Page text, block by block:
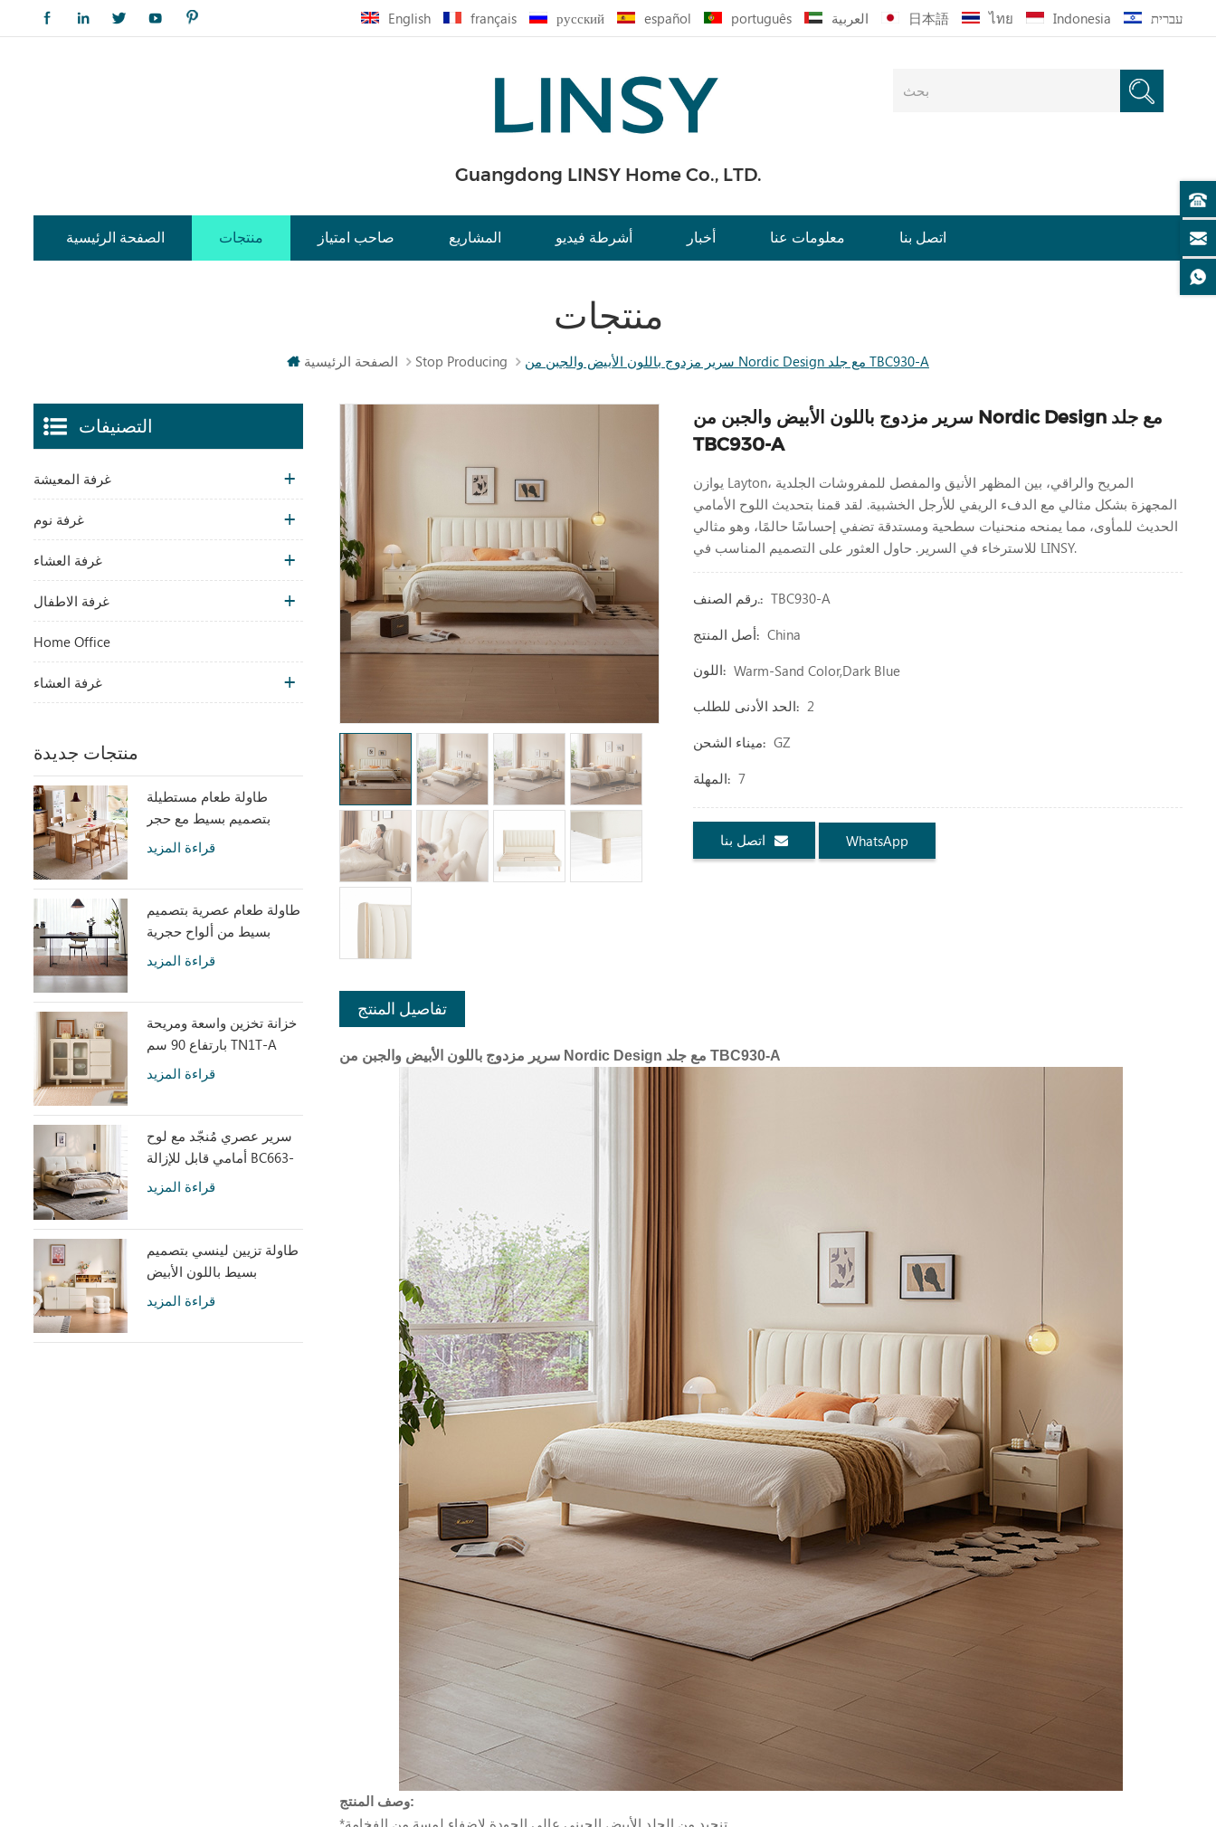
English français русский español português العربية 日本語 ไทย Indonesia עברית
Guangdong LINSY Home Co., LTD.
الصفحة الرئيسية منتجات صاحب امتياز المشاريع أشرطة فيديو أخبار معلومات عنا اتصل بنا
منتجات
الصفحة الرئيسية Stop Producing سرير مزدوج باللون الأبيض والجبن من Nordic Design مع جلد TBC930-A
سرير مزدوج باللون الأبيض والجبن من Nordic Design مع جلد
TBC930-A
يوازن Layton، المريح والراقي، بين المظهر الأنيق والمفصل للمفروشات الجلدية
المجهزة بشكل مثالي مع الدفء الريفي للأرجل الخشبية. لقد قمنا بتحديث اللوح الأمامي
الحديث للمأوى، مما يمنحه منحنيات سطحية ومستدقة تضفي إحساسًا حالمًا، وهو مثالي
للاسترخاء في السرير. حاول العثور على التصميم المناسب في LINSY.
رقم الصنف.: TBC930-A
أصل المنتج: China
اللون: Warm-Sand Color,dark Blue
الحد الأدنى للطلب: 2
ميناء الشحن: GZ
المهلة: 7
اتصل بنا WhatsApp
تفاصيل المنتج
سرير مزدوج باللون الأبيض والجبن من Nordic Design مع جلد TBC930-A
وصف المنتج:
التصنيفات
غرفة المعيشة
غرفة نوم
غرفة العشاء
غرفة الاطفال
Home Office
غرفة العشاء
منتجات جديدة
طاولة طعام مستطيلة
بتصميم بسيط مع حجر
متكلس LH586R4-Cقراءة المزيد
طاولة طعام عصرية بتصميم
بسيط من ألواح حجرية
رمادية مع أكريليك شفاف
RI2R-B
قراءة المزيد
خزانة تخزين واسعة ومريحة
بارتفاع 90 سم TN1T-A
قراءة المزيد
سرير عصري مُنجّد مع لوح
أمامي قابل للإزالة BC663-
قراءة المزيد
طاولة تزيين لينسي بتصميم
بسيط باللون الأبيض
قراءة المزيد